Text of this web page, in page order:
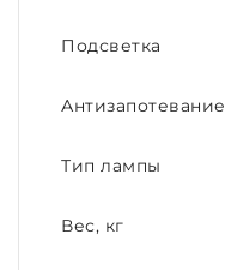
Подсветка
Антизапотевание
Тип лампы
Вес, кг